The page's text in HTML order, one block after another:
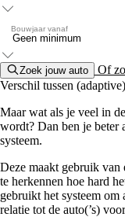
Bouwjaar vanaf
Zoek jouw auto
Of
Verschil tussen
Maar wat als je veel in
wordt? Dan ben je beter
systeem.
Deze maakt gebruik van
te herkennen hoe hard
gebruikt het systeem om
relatie tot de auto(’s)